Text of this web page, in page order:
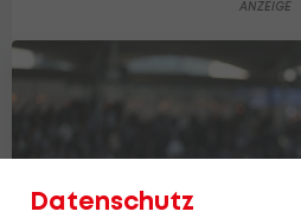
Datenschutz